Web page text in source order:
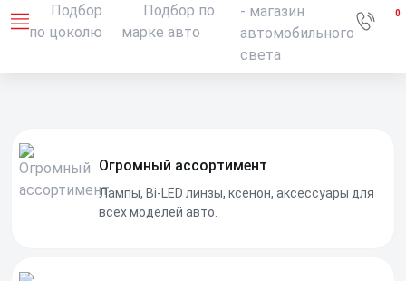
Подбор
по цоколю
Подбор по
марке авто
0
Огромный ассортимент
Лампы, Bi-LED линзы, ксенон, аксессуары для
всех моделей авто.